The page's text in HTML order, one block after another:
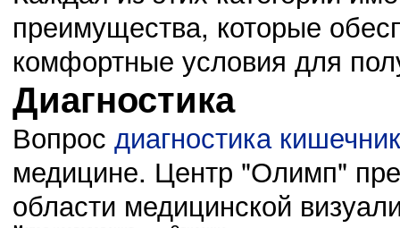
преимущества, которые
комфортные условия для
Диагностика
Вопрос диагностика
медицине. Центр "Олимп"
области медицинской